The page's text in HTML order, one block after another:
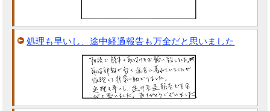
処理も早いし、途中経過報告も万全だと思いました